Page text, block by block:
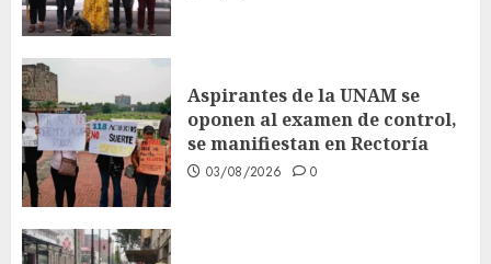
Aspirantes de la UNAM se
oponen al examen de control,
se manifiestan en Rectoría
03/08/2026 0